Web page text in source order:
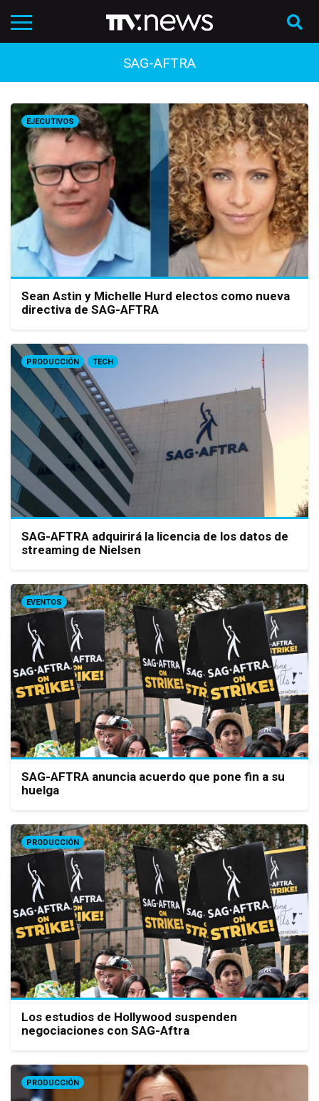
SAG-AFTRA
EJECUTIVOS
Sean Astin y Michelle Hurd electos como nueva
directiva de SAG-AFTRA
PRODUCCIÓN TECH
SAG-AFTRA adquirirá la licencia de los datos de
streaming de Nielsen
EVENTOS
SAG-AFTRA anuncia acuerdo que pone fin a su
huelga
PRODUCCIÓN
Los estudios de Hollywood suspenden
negociaciones con SAG-Aftra
PRODUCCIÓN